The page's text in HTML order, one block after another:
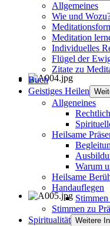
Allgemeines
Wie und
Meditation
Individuelles
Flügel der
Zitate zu
Buch
Geistiges Heilen
Allgeneines
Heilsame
Warum
Heilsame
Handauflegen
Stimmen zu
Spiritualität Weitere